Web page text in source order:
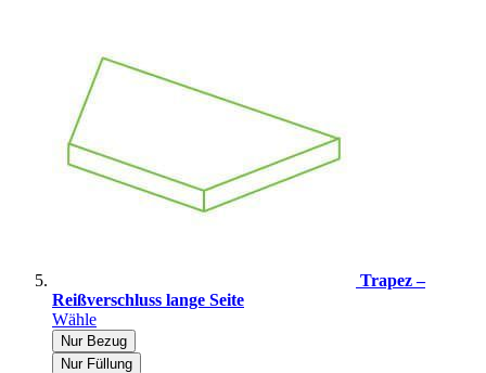
Trapez –
Reißverschluss lange Seite
Wähle
Nur Bezug
Nur Füllung